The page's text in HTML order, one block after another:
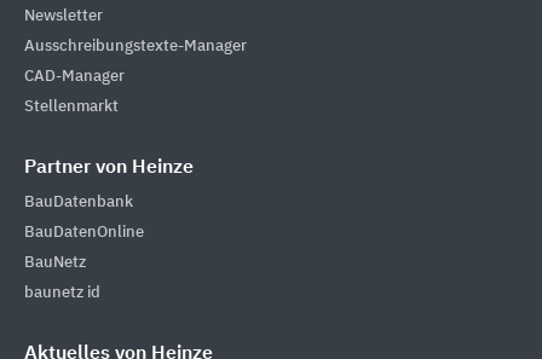
Newsletter
Ausschreibungstexte-Manager
CAD-Manager
Stellenmarkt
Partner von Heinze
BauDatenbank
BauDatenOnline
BauNetz
baunetz id
Aktuelles von Heinze